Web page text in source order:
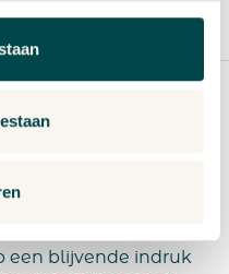
worden geplant om uit
een blijvende indruk